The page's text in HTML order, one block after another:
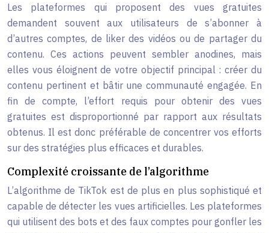
Les plateformes qui proposent des vues gratuites
demandent souvent aux utilisateurs de s’abonner à
d’autres comptes, de liker des vidéos ou de partager du
contenu. Ces actions peuvent sembler anodines, mais
elles vous éloignent de votre objectif principal : créer du
contenu pertinent et bâtir une communauté engagée. En
fin de compte, l’effort requis pour obtenir des vues
gratuites est disproportionné par rapport aux résultats
obtenus. Il est donc préférable de concentrer vos efforts
sur des stratégies plus efficaces et durables.
Complexité croissante de l’algorithme
L’algorithme de TikTok est de plus en plus sophistiqué et
capable de détecter les vues artificielles. Les plateformes
qui utilisent des bots et des faux comptes pour gonfler les